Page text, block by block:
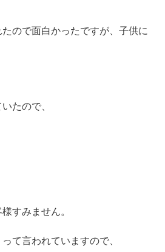
ので面白かったですが、子供に
たので、
すみません。
て言われていますので、